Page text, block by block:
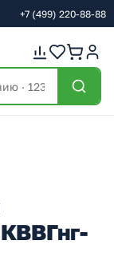
+7 (499) 220-88-88